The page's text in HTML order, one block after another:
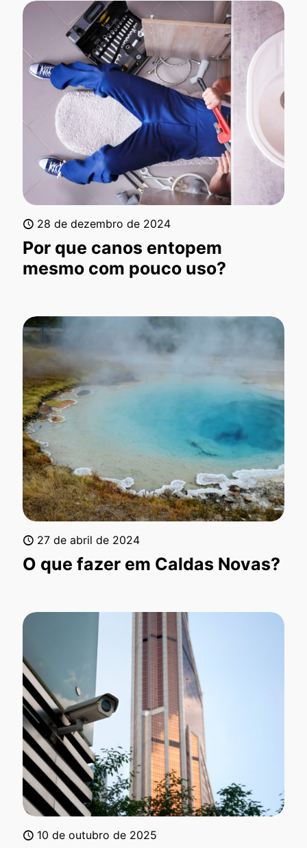
28 de dezembro de 2024
Por que canos entopem
mesmo com pouco uso?
27 de abril de 2024
O que fazer em Caldas Novas?
10 de outubro de 2025